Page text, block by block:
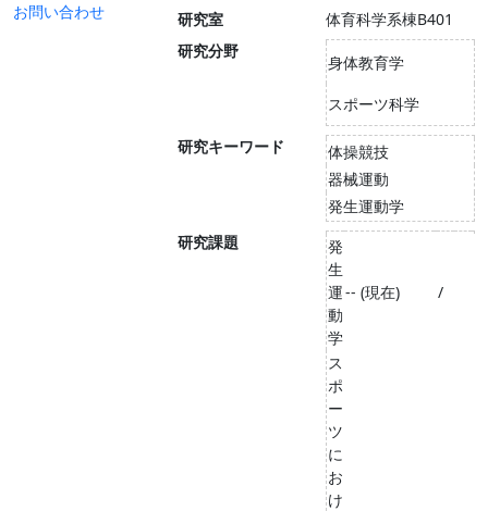
お問い合わせ
研究室
体育科学系棟B401
研究分野
身体教育学
スポーツ科学
研究キーワード
体操競技
器械運動
発生運動学
研究課題
発
生
運
動
学
-- (現在) /
ス
ポ
ー
ツ
に
お
け